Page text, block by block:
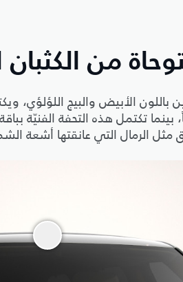
من الكثبان
تكتمل هذه التحفة الفنيّة
مثل الرمال التي عانقتها أشعة